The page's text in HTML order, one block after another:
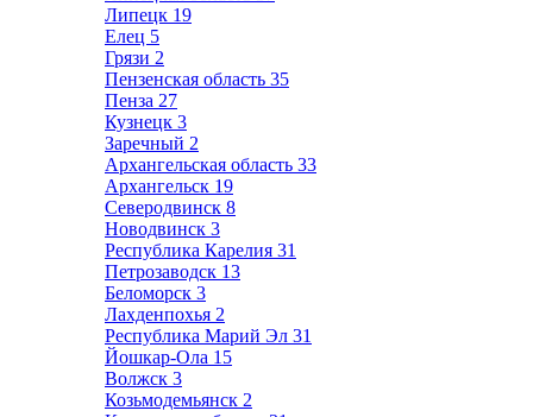
Липецк 19
Елец 5
Грязи 2
Пензенская область 35
Пенза 27
Кузнецк 3
Заречный 2
Архангельская область 33
Архангельск 19
Северодвинск 8
Новодвинск 3
Республика Карелия 31
Петрозаводск 13
Беломорск 3
Лахденпохья 2
Республика Марий Эл 31
Йошкар-Ола 15
Волжск 3
Козьмодемьянск 2